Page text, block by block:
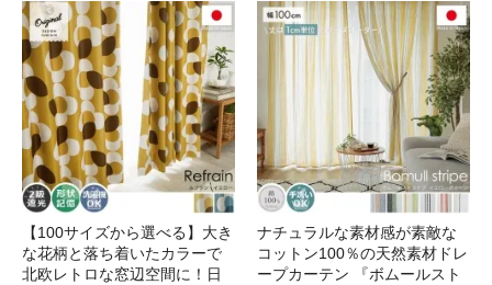
【100サイズから選べる】大き
な花柄と落ち着いたカラーで
北欧レトロな窓辺空間に！日
ナチュラルな素材感が素敵な
コットン100％の天然素材ドレ
ープカーテン 『ボムールスト